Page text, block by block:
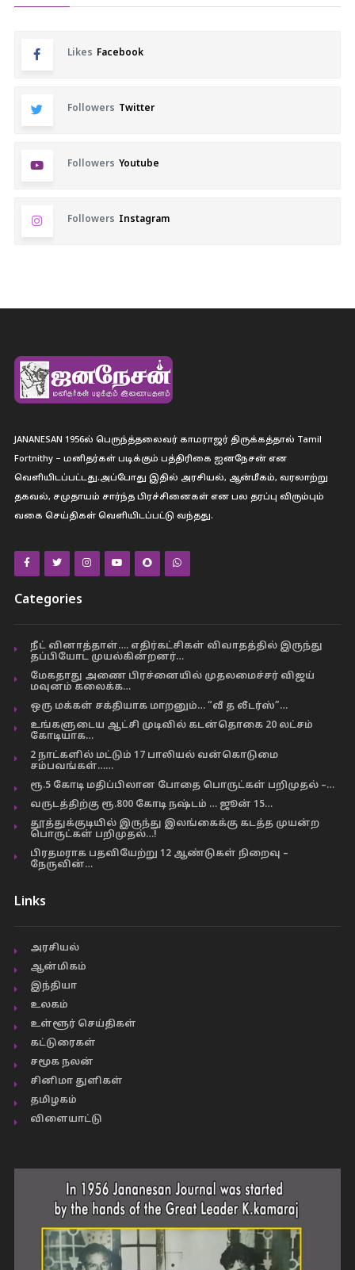
Likes Facebook
Followers Twitter
Followers Youtube
Followers Instagram
JANANESAN 1956ல் பெருந்த்தலைவர் காமராஜர் திருக்கத்தால் Tamil
Fortnithy – மனிதர்கள் படிக்கும் பத்திரிகை ஐனநேசன் என
வெளியிடப்பட்டது.அப்போது இதில் அரசியல், ஆன்மீகம், வரலாற்று
தகவல், சமுதாயம் சார்ந்த பிரச்சினைகள் என பல தரப்பு விரும்பும்
வகை செய்திகள் வெளியிடப்பட்டு வந்தது.
Categories
நீட் வினாத்தாள்…. எதிர்கட்சிகள் விவாதத்தில் இருந்து
தப்பியோட முயல்கின்றனர்…
மேகதாது அணை பிரச்னையில் முதலமைச்சர் விஜய்
மவுனம் கலைக்க…
ஒரு மக்கள் சக்தியாக மாறனும்… “வீ த லீடர்ஸ்”…
உங்களுடைய ஆட்சி முடிவில் கடன்தொகை 20 லட்சம்
கோடியாக…
2 நாட்களில் மட்டும் 17 பாலியல் வன்கொடுமை
சம்பவங்கள்……
ரூ.5 கோடி மதிப்பிலான போதை பொருட்கள் பறிமுதல் –…
வருடத்திற்கு ரூ.800 கோடி நஷ்டம் … ஜூன் 15…
தூத்துக்குடியில் இருந்து இலங்கைக்கு கடத்த முயன்ற
பொருட்கள் பறிமுதல்…!
பிரதமராக பதவியேற்று 12 ஆண்டுகள் நிறைவு –
நேருவின்…
Links
அரசியல்
ஆன்மிகம்
இந்தியா
உலகம்
உள்ளூர் செய்திகள்
கட்டுரைகள்
சமூக நலன்
சினிமா துளிகள்
தமிழகம்
விளையாட்டு